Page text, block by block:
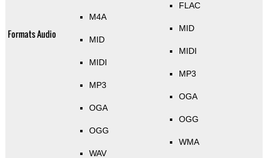
Formats Audio
M4A
MID
MIDI
MP3
OGA
OGG
WAV
FLAC
MID
MIDI
MP3
OGA
OGG
WMA